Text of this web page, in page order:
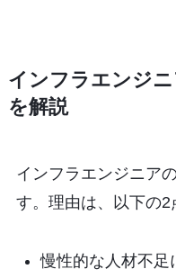
インフラエンジ
を解説
インフラエンジニア
す。理由は、以下の2
慢性的な人材不足